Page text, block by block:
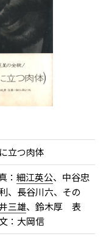
立つ肉体
：細江英公、中谷忠
、長谷川六、その
三雄、鈴木厚 表
：大岡信